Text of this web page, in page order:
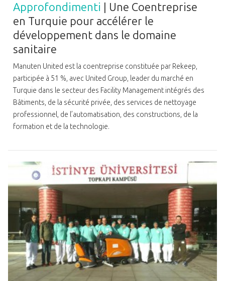
Approfondimenti | Une Coentreprise
en Turquie pour accélérer le
développement dans le domaine
sanitaire
Manuten United est la coentreprise constituée par Rekeep,
participée à 51 %, avec United Group, leader du marché en
Turquie dans le secteur des Facility Management intégrés des
Bâtiments, de la sécurité privée, des services de nettoyage
professionnel, de l’automatisation, des constructions, de la
formation et de la technologie.